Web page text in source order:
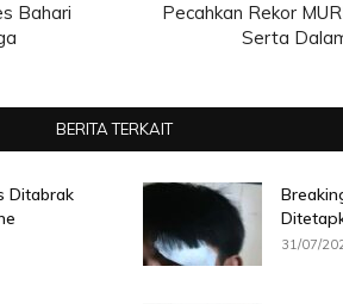
Bahari
Pecahkan Rekor
Serta
BERITA TERKAIT
Ditabrak
31/07/